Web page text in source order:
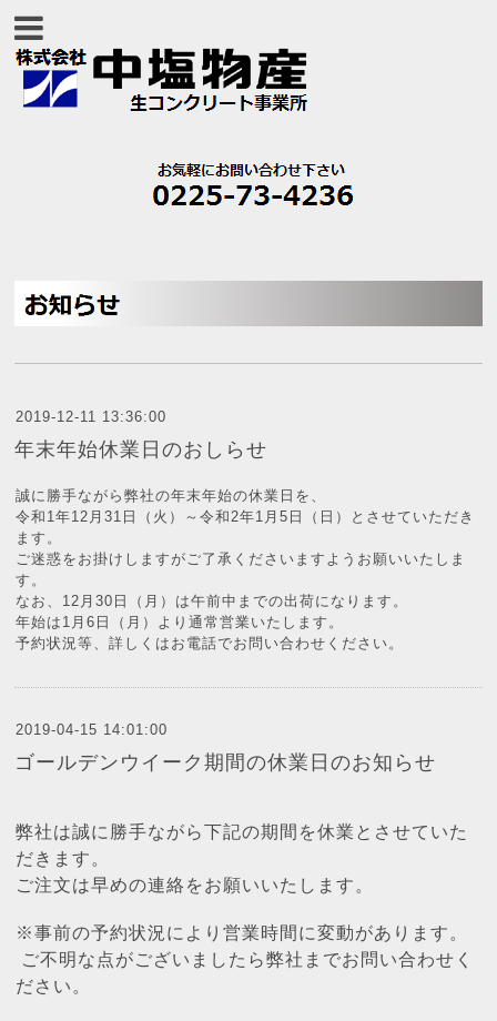
2019-12-11 13:36:00
年末年始休業日のおしらせ
誠に勝手ながら弊社の年末年始の休業日を、
令和1年12月31日（火）～令和2年1月5日（日）とさせていただき
ます。
ご迷惑をお掛けしますがご了承くださいますようお願いいたしま
す。
なお、12月30日（月）は午前中までの出荷になります。
年始は1月6日（月）より通常営業いたします。
予約状況等、詳しくはお電話でお問い合わせください。
2019-04-15 14:01:00
ゴールデンウイーク期間の休業日のお知らせ
弊社は誠に勝手ながら下記の期間を休業とさせていた
だきます。
ご注文は早めの連絡をお願いいたします。
※事前の予約状況により営業時間に変動があります。
ご不明な点がございましたら弊社までお問い合わせく
ださい。